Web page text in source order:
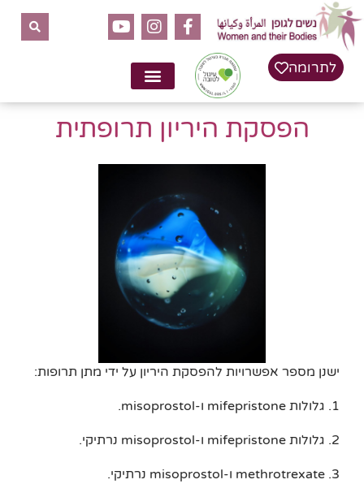
לתוכן
לתרומה
הפסקת היריון תרופתית
ישנן מספר אפשרויות להפסקת היריון על ידי מתן תרופות:
1. גלולות mifepristone ו-misoprostol.
2. גלולות mifepristone ו-misoprostol נרתיקי.
3. methrotrexate ו-misoprostol נרתיקי.